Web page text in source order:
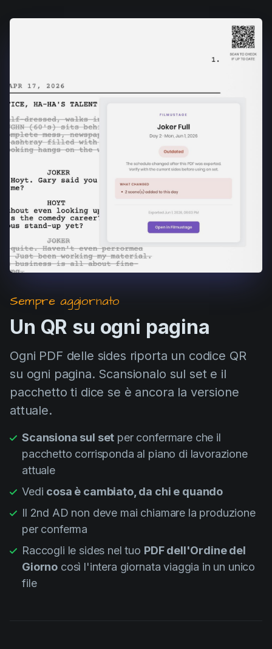
Sempre aggiornato
Un QR su ogni pagina
Ogni PDF delle sides riporta un codice QR
su ogni pagina. Scansionalo sul set e il
pacchetto ti dice se è ancora la versione
attuale.
Scansiona sul set per confermare che il
pacchetto corrisponda al piano di lavorazione
attuale
Vedi cosa è cambiato, da chi e quando
Il 2nd AD non deve mai chiamare la produzione
per conferma
Raccogli le sides nel tuo PDF dell'Ordine del
Giorno così l'intera giornata viaggia in un unico
file